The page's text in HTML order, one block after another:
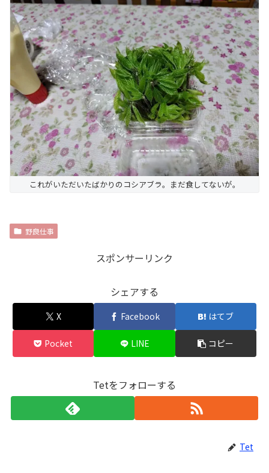
これがいただいたばかりのコシアブラ。まだ食してないが。
野良仕事
スポンサーリンク
シェアする
X Facebook はてブ
Pocket LINE コピー
Tetをフォローする
Tet